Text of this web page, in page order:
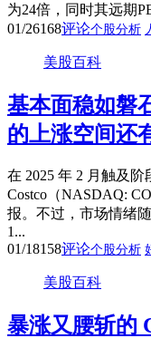
为24倍，同时其远期
01/26168评论个股分析
美股百科
基本面稳如磐
的上涨空间还
在 2025 年 2 月触及阶
Costco（NASDAQ:
报。不过，市场情绪
1...
01/18158评论个股分析
美股百科
暴涨又腰斩的